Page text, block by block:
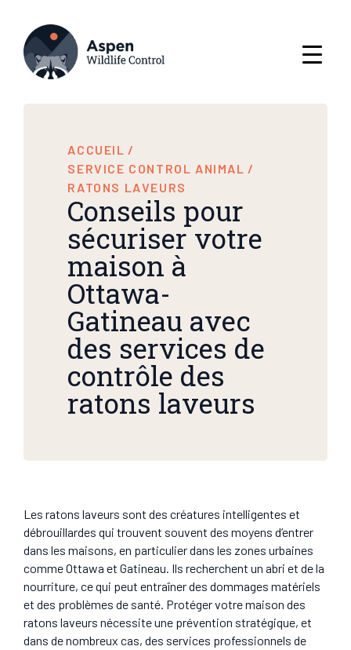
ACCUEIL
/
SERVICE CONTROL ANIMAL
/
RATONS LAVEURS
Conseils pour
sécuriser votre
maison à
Ottawa-
Gatineau avec
des services de
contrôle des
ratons laveurs
Les ratons laveurs sont des créatures intelligentes et
débrouillardes qui trouvent souvent des moyens d’entrer
dans les maisons, en particulier dans les zones urbaines
comme Ottawa et Gatineau. Ils recherchent un abri et de la
nourriture, ce qui peut entraîner des dommages matériels
et des problèmes de santé. Protéger votre maison des
ratons laveurs nécessite une prévention stratégique, et
dans de nombreux cas, des services professionnels de